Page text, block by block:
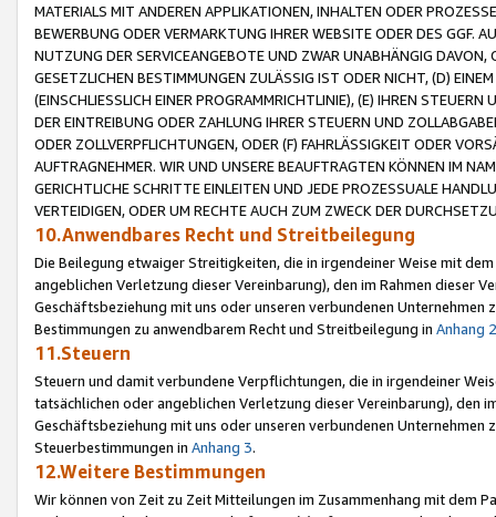
MATERIALS MIT ANDEREN APPLIKATIONEN, INHALTEN ODER
BEWERBUNG ODER VERMARKTUNG IHRER WEBSITE ODER DES GGF.
NUTZUNG DER SERVICEANGEBOTE UND ZWAR UNABHÄNGIG
GESETZLICHEN BESTIMMUNGEN ZULÄSSIG IST ODER NICHT, (D)
(EINSCHLIESSLICH EINER PROGRAMMRICHTLINIE), (E) IHREN
DER EINTREIBUNG ODER ZAHLUNG IHRER STEUERN UND
ODER ZOLLVERPFLICHTUNGEN, ODER (F) FAHRLÄSSIGKEIT ODER
AUFTRAGNEHMER. WIR UND UNSERE BEAUFTRAGTEN KÖNNEN IM
GERICHTLICHE SCHRITTE EINLEITEN UND JEDE PROZESSUALE
VERTEIDIGEN, ODER UM RECHTE AUCH ZUM ZWECK DER
10.Anwendbares Recht und Streitbeilegung
Die Beilegung etwaiger Streitigkeiten, die in irgendeiner Weise mit
angeblichen Verletzung dieser Vereinbarung), den im Rahmen dieser
Geschäftsbeziehung mit uns oder unseren verbundenen
Bestimmungen zu anwendbarem Recht und Streitbeilegung in Anhang 2
11.Steuern
Steuern und damit verbundene Verpflichtungen, die in irgendeiner
tatsächlichen oder angeblichen Verletzung dieser Vereinbarung), den
Geschäftsbeziehung mit uns oder unseren verbundenen
Steuerbestimmungen in Anhang 3.
12.Weitere Bestimmungen
Wir können von Zeit zu Zeit Mitteilungen im Zusammenhang mit dem